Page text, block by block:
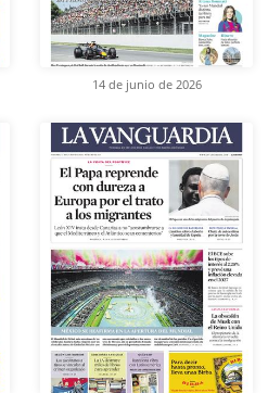
14 de junio de 2026